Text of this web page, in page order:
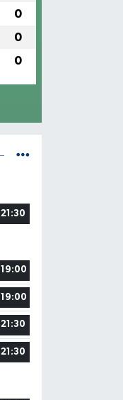
0
0
0
21:30
19:00
19:00
21:30
21:30